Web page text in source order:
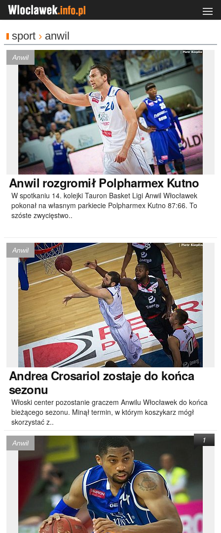
sport › anwil
Anwil
Anwil rozgromił Polpharmex Kutno
W spotkaniu 14. kolejki Tauron Basket Ligi Anwil Włocławek
pokonał na własnym parkiecie Polpharmex Kutno 87:66. To
szóste zwycięstwo..
Anwil
AndreaCrosariol zostaje do końca
sezonu
Włoski center pozostanie graczem Anwilu Włocławek do końca
bieżącego sezonu. Minął termin, w którym koszykarz mógł
skorzystać z..
Anwil 1